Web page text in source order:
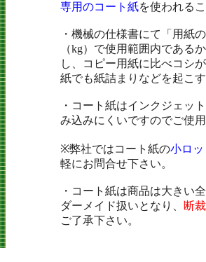
専用のコート紙を使われる
・機械の仕様書にて「用紙
（kg）で使用範囲内である
し、コピー用紙に比べコシ
紙でも紙詰まりなどを起こ
・コート紙はインクジェッ
み込みにくいですのでご使
※弊社ではコート紙の小ロッ
軽にお問合せ下さい。
・コート紙は商品は大きい
ダーメイド扱いとなり、
断
ご了承下さい。